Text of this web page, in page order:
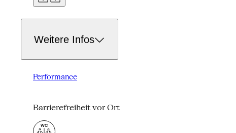
Weitere Infos
Performance
Barrierefreiheit vor Ort